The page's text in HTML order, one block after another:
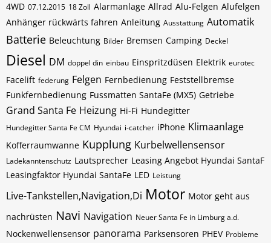
4WD 07.12.2015 18 Zoll Alarmanlage Allrad Alu-Felgen Alufelgen
Anhänger rückwärts fahren Anleitung Ausstattung Automatik
Batterie Beleuchtung Bilder Bremsen Camping Deckel
Diesel DM doppel din einbau Einspritzdüsen Elektrik eurotec
Facelift federung Felgen Fernbedienung Feststellbremse
Funkfernbedienung Fussmatten SantaFe (MX5) Getriebe
Grand Santa Fe Heizung Hi-Fi Hundegitter
Hundegitter Santa Fe CM Hyundai i-catcher iPhone Klimaanlage
Kofferraumwanne Kupplung Kurbelwellensensor
Ladekanntenschutz Lautsprecher Leasing Angebot Hyundai SantaF
Leasingfaktor Hyundai SantaFe LED Leistung
Live-Tankstellen,Navigation,Di Motor Motor geht aus
nachrüsten Navi Navigation Neuer Santa Fe in Limburg a.d.
Nockenwellensensor panorama Parksensoren PHEV Probleme